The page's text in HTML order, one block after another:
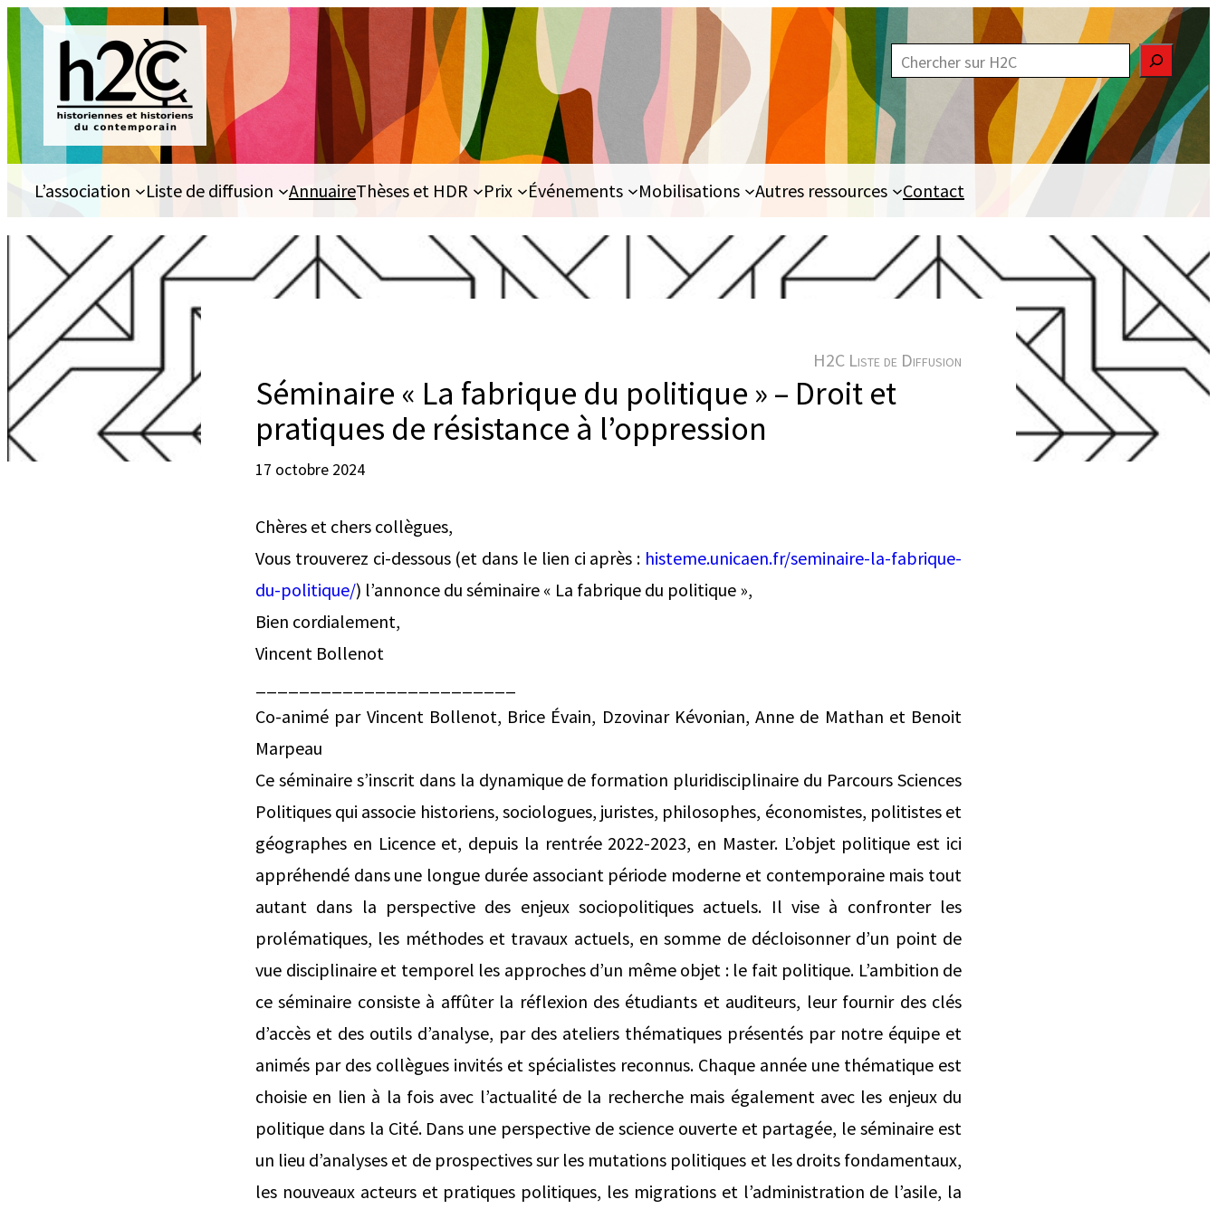
Aller
au
contenu
c
h
e
c
L’association Liste de diffusion AnnuaireThèses et HDR Prix Événements Mobilisations Autres ressources Contact
H2C Liste de Diffusion
Séminaire « La fabrique du politique » – Droit et
pratiques de résistance à l’oppression
17 octobre 2024
Chères et chers collègues,
Vous trouverez ci-dessous (et dans le lien ci après : histeme.unicaen.fr/seminaire-la-fabrique-
du-politique/) l’annonce du séminaire « La fabrique du politique »,
Bien cordialement,
Vincent Bollenot
Co-animé par Vincent Bollenot, Brice Évain, Dzovinar Kévonian, Anne de Mathan et Benoit
Marpeau
Ce séminaire s’inscrit dans la dynamique de formation pluridisciplinaire du Parcours Sciences
Politiques qui associe historiens, sociologues, juristes, philosophes, économistes, politistes et
géographes en Licence et, depuis la rentrée 2022-2023, en Master. L’objet politique est ici
appréhendé dans une longue durée associant période moderne et contemporaine mais tout
autant dans la perspective des enjeux sociopolitiques actuels. Il vise à confronter les
prolématiques, les méthodes et travaux actuels, en somme de décloisonner d’un point de
vue disciplinaire et temporel les approches d’un même objet : le fait politique. L’ambition de
ce séminaire consiste à affûter la réflexion des étudiants et auditeurs, leur fournir des clés
d’accès et des outils d’analyse, par des ateliers thématiques présentés par notre équipe et
animés par des collègues invités et spécialistes reconnus. Chaque année une thématique est
choisie en lien à la fois avec l’actualité de la recherche mais également avec les enjeux du
politique dans la Cité. Dans une perspective de science ouverte et partagée, le séminaire est
un lieu d’analyses et de prospectives sur les mutations politiques et les droits fondamentaux,
les nouveaux acteurs et pratiques politiques, les migrations et l’administration de l’asile, la